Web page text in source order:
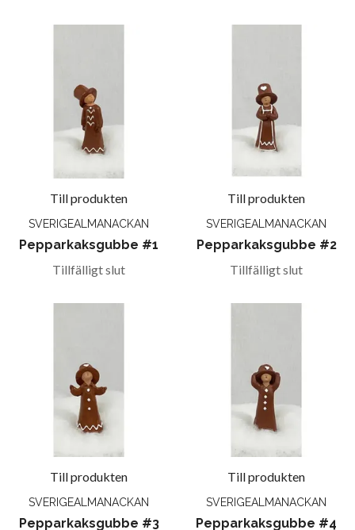
Till produkten
SVERIGEALMANACKAN
Pepparkaksgubbe #1
Tillfälligt slut
Till produkten
SVERIGEALMANACKAN
Pepparkaksgubbe #2
Tillfälligt slut
Till produkten
SVERIGEALMANACKAN
Pepparkaksgubbe #3
Till produkten
SVERIGEALMANACKAN
Pepparkaksgubbe #4